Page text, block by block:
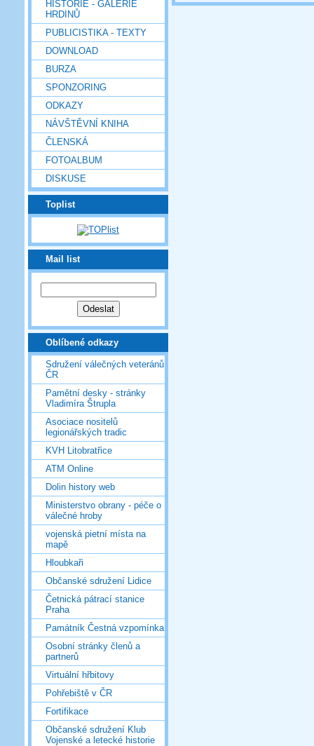
HISTORIE - GALERIE
HRDINŮ
PUBLICISTIKA - TEXTY
DOWNLOAD
BURZA
SPONZORING
ODKAZY
NÁVŠTĚVNÍ KNIHA
ČLENSKÁ
FOTOALBUM
DISKUSE
Toplist
Mail list
Oblíbené odkazy
Sdružení válečných veteránů
ČR
Pamětní desky - stránky
Vladimíra Štrupla
Asociace nositelů
legionářských tradic
KVH Litobratřice
ATM Online
Dolin history web
Ministerstvo obrany - péče o
válečné hroby
vojenská pietní místa na
mapě
Hloubkaři
Občanské sdružení Lidice
Četnická pátrací stanice
Praha
Památník Čestná vzpomínka
Osobní stránky členů a
partnerů
Virtuální hřbitovy
Pohřebiště v ČR
Fortifikace
Občanské sdružení Klub
Vojenské a letecké historie